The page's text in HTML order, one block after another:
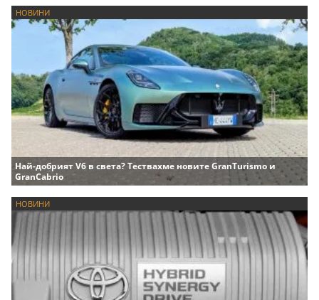
НОВИНИ
Най-добрият V6 в света? Тествахме новите GranTurismo и
GranCabrio
НОВИНИ